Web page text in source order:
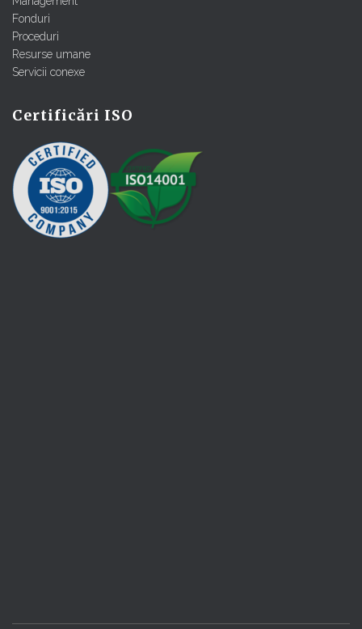
Fonduri
Proceduri
Resurse umane
Servicii conexe
Certificări ISO